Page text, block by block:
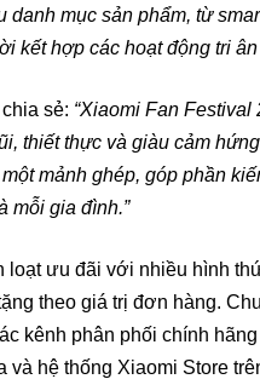
mục sản phẩm, từ
kết hợp các hoạt động tri
sẻ: “Xiaomi Fan
thiết thực và giàu cảm
mảnh ghép, góp phần
mỗi gia đình.”
loạt ưu đãi với nhiều hình
theo giá trị đơn hàng.
kênh phân phối chính
hệ thống Xiaomi Store